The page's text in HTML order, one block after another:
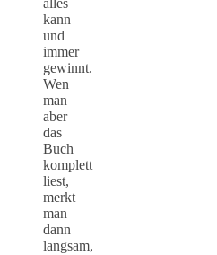
kann
und
immer
gewinnt.
Wen
man
aber
das
Buch
komplett
liest,
merkt
man
dann
langsam,